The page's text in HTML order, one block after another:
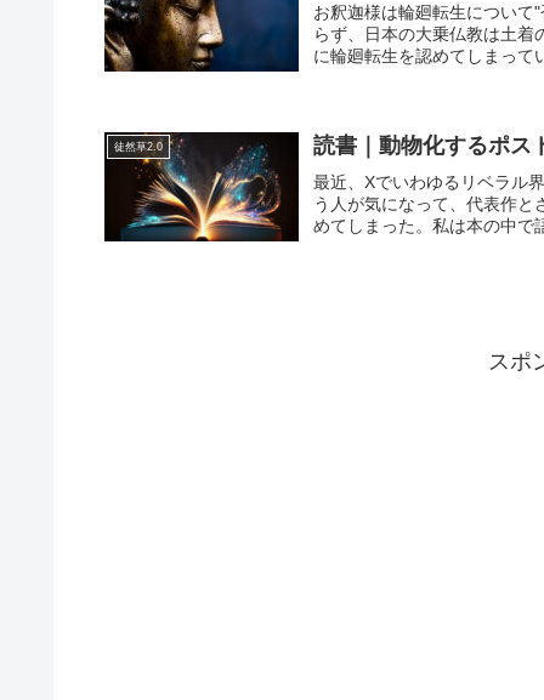
お釈迦様は輪廻転生につい
らず、日本の大乗仏教は土着
に輪廻転生を認めてしまって
徒然草2.0 読書｜動物化するポス
最近、Xでいわゆるリベラル
う人が気になって、代表作
めてしまった。私は本の中で
スポ